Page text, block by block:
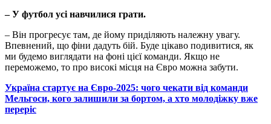
– У футбол усі навчилися грати.
– Він прогресує там, де йому приділяють належну увагу.
Впевнений, що фіни дадуть бій. Буде цікаво подивитися, як
ми будемо виглядати на фоні цієї команди. Якщо не
переможемо, то про високі місця на Євро можна забути.
Україна стартує на Євро-2025: чого чекати від команди
Мельгоси, кого залишили за бортом, а хто молодіжку вже
переріс